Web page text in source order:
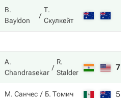
B.
Bayldon
Т.
Скулкейт
A.
Chandrasekar
R.
Stalder
7
М. Санчес Б. Томич 5